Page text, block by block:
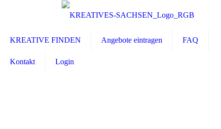
KREATIVE FINDEN Angebote eintragen FAQ
Kontakt Login